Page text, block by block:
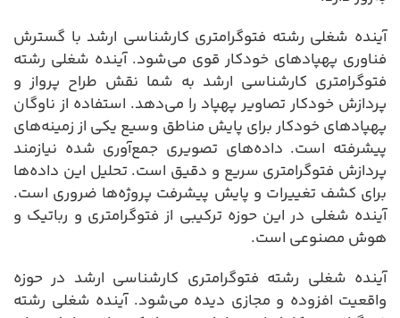
آینده شغلی رشته فتوگرامتری کارشناسی ارشد با گسترش
فناوری پهپادهای خودکار قوی می‌شود. آینده شغلی رشته
فتوگرامتری کارشناسی ارشد به شما نقش طراح پرواز و
پردازش خودکار تصاویر پهپاد را می‌دهد. استفاده از ناوگان
پهپادهای خودکار برای پایش مناطق وسیع یکی از زمینه‌های
پیشرفته است. داده‌های تصویری جمع‌آوری شده نیازمند
پردازش فتوگرامتری سریع و دقیق است. تحلیل این داده‌ها
برای کشف تغییرات و پایش پیشرفت پروژه‌ها ضروری است.
آینده شغلی در این حوزه ترکیبی از فتوگرامتری و رباتیک و
هوش مصنوعی است.
آینده شغلی رشته فتوگرامتری کارشناسی ارشد در حوزه
واقعیت افزوده و مجازی دیده می‌شود. آینده شغلی رشته